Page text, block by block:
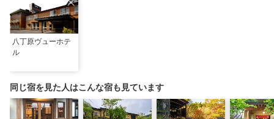
八丁原ヴューホテ
ル
同じ宿を見た人はこんな宿も見ています